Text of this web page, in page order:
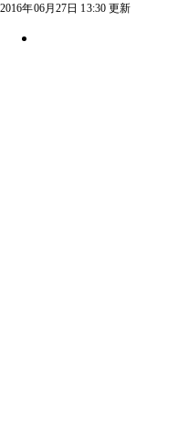
2016年06月27日 13:30 更新